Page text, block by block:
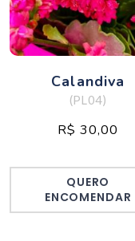
Calandiva
(PL04)
R$ 30,00
QUERO
ENCOMENDAR